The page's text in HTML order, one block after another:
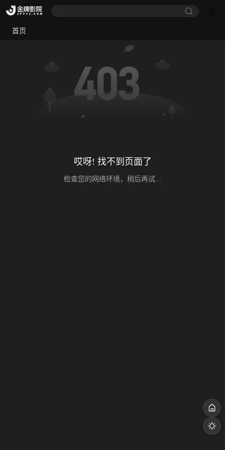
首页
哎呀! 找不到页面了
检查您的网络环境，稍后再试...